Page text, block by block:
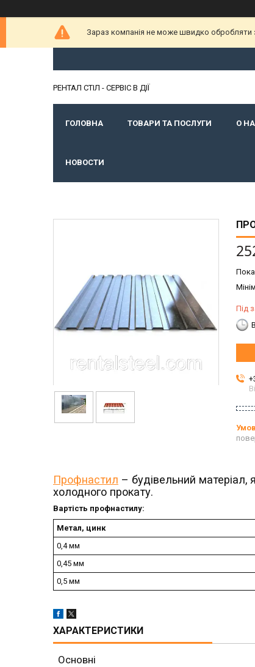
Зараз компанія не може швидко обробляти
РЕНТАЛ СТІЛ - СЕРВІС В ДІЇ
ГОЛОВНА ТОВАРИ ТА ПОСЛУГИ О
НОВОСТИ
Під
Профнастил – будівельний матеріал,
холодного прокату.
Вартість профнастилу:
Метал, цинк
0,4 мм
0,45 мм
0,5 мм
ХАРАКТЕРИСТИКИ
Основні